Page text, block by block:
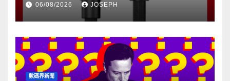
06/08/2026 JOSEPH
數碼界新聞